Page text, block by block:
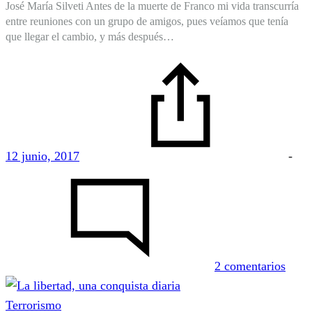
José María Silveti Antes de la muerte de Franco mi vida transcurría
entre reuniones con un grupo de amigos, pues veíamos que tenía
que llegar el cambio, y más después…
12 junio, 2017 -
2 comentarios
Terrorismo